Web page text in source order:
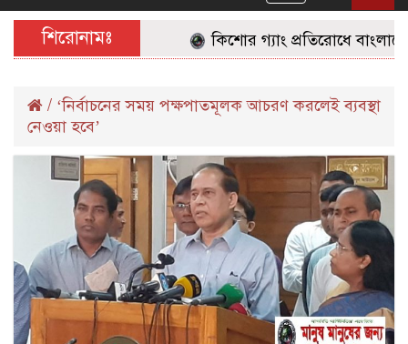
navigation
শিরোনামঃ কিশোর গ্যাং প্রতিরোধে
/ ‘নির্বাচনের সময় পক্ষপাতমূলক আচরণ করলেই ব্যবস্থা
নেওয়া হবে’